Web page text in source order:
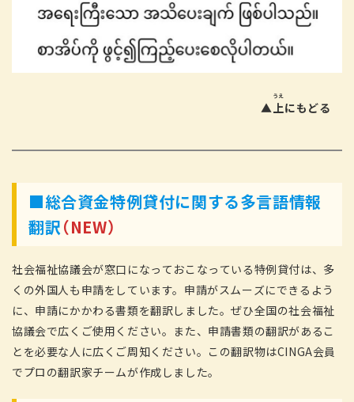
▲上
うえ
にもどる
■総合資金特例貸付に関する多言語情報
翻訳（NEW）
社会福祉協議会が窓口になっておこなっている特例貸付は、多
くの外国人も申請をしています。申請がスムーズにできるよう
に、申請にかかわる書類を翻訳しました。ぜひ全国の社会福祉
協議会で広くご使用ください。また、申請書類の翻訳があるこ
とを必要な人に広くご周知ください。この翻訳物はCINGA会員
でプロの翻訳家チームが作成しました。